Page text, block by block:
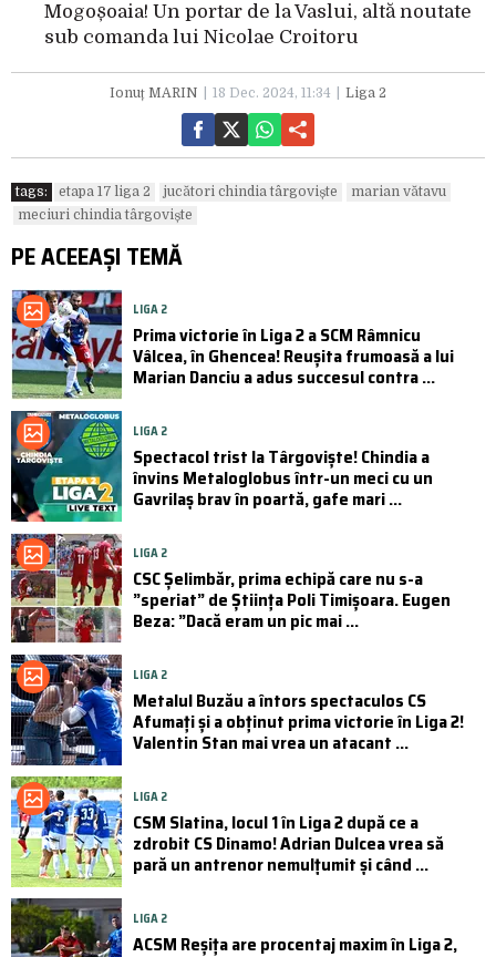
Mogoșoaia! Un portar de la Vaslui, altă noutate
sub comanda lui Nicolae Croitoru
Ionuț MARIN 18 Dec. 2024, 11:34 Liga 2
tags: etapa 17 liga 2 jucători chindia târgoviște
marian vătavu
meciuri chindia târgoviște
PE ACEEAȘI TEMĂ
LIGA 2
Prima victorie în Liga 2 a SCM Râmnicu
Vâlcea, în Ghencea! Reușita frumoasă a lui
Marian Danciu a adus succesul contra ...
LIGA 2
Spectacol trist la Târgoviște! Chindia a
învins Metaloglobus într-un meci cu un
Gavrilaș brav în poartă, gafe mari ...
LIGA 2
CSC Şelimbăr, prima echipă care nu s-a
”speriat” de Știința Poli Timișoara. Eugen
Beza: ”Dacă eram un pic mai ...
LIGA 2
Metalul Buzău a întors spectaculos CS
Afumați și a obținut prima victorie în Liga 2!
Valentin Stan mai vrea un atacant ...
LIGA 2
CSM Slatina, locul 1 în Liga 2 după ce a
zdrobit CS Dinamo! Adrian Dulcea vrea să
pară un antrenor nemulțumit și când ...
LIGA 2
ACSM Reșița are procentaj maxim în Liga 2,